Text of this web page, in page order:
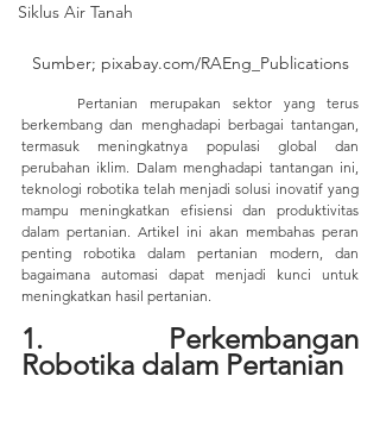
Siklus Air Tanah
Sumber; pixabay.com/RAEng_Publications
berkembang dan menghadapi berbagai tantangan,
termasuk meningkatnya populasi global dan
perubahan iklim. Dalam menghadapi tantangan ini,
teknologi robotika telah menjadi solusi inovatif yang
mampu meningkatkan efisiensi dan produktivitas
dalam pertanian. Artikel ini akan membahas peran
penting robotika dalam pertanian modern, dan
bagaimana automasi dapat menjadi kunci untuk
meningkatkan hasil pertanian.
1. Perkembangan
Robotika dalam Pertanian